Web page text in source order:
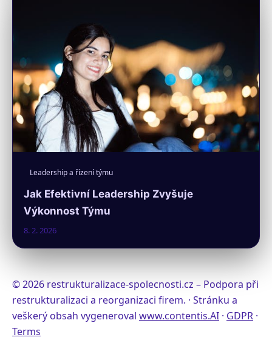
Leadership a řízení týmu
Jak Efektivní Leadership Zvyšuje
Výkonnost Týmu
8. 2. 2026
© 2026 restrukturalizace-spolecnosti.cz – Podpora při
restrukturalizaci a reorganizaci firem. · Stránku a
veškerý obsah vygeneroval www.contentis.AI · GDPR ·
Terms